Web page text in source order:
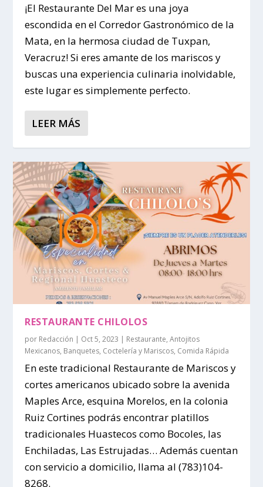
¡El Restaurante Del Mar es una joya
escondida en el Corredor Gastronómico de la
Mata, en la hermosa ciudad de Tuxpan,
Veracruz! Si eres amante de los mariscos y
buscas una experiencia culinaria inolvidable,
este lugar es simplemente perfecto.
LEER MÁS
RESTAURANTE CHILOLOS
por Redacción | Oct 5, 2023 | Restaurante,Antojitos
Mexicanos, Banquetes, Coctelería y Mariscos, Comida Rápida
En este tradicional Restaurante de Mariscos y
cortes americanos ubicado sobre la avenida
Maples Arce, esquina Morelos, en la colonia
Ruiz Cortines podrás encontrar platillos
tradicionales Huastecos como Bocoles, las
Enchiladas, Las Estrujadas… Además cuentan
con servicio a domicilio, llama al (783)104-
8268.